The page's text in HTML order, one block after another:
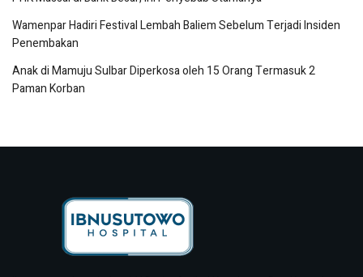
Wamenpar Hadiri Festival Lembah Baliem Sebelum Terjadi Insiden
Penembakan
Anak di Mamuju Sulbar Diperkosa oleh 15 Orang Termasuk 2
Paman Korban